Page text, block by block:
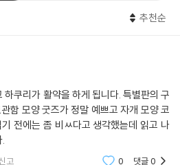
추천순
쿠리가 활약을 하게 됩니다. 특별판의 구
함 모양 굿즈가 정말 예쁘고 자개 모양 코
전에는 좀 비ㅆ다고 생각했늗데 읽고 나
고 0 댓글0